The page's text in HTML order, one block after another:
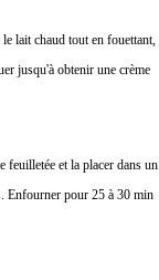
lait chaud tout en fouettant,
jusqu'à obtenir une crème
feuilletée et la placer dans un
Enfourner pour 25 à 30 min